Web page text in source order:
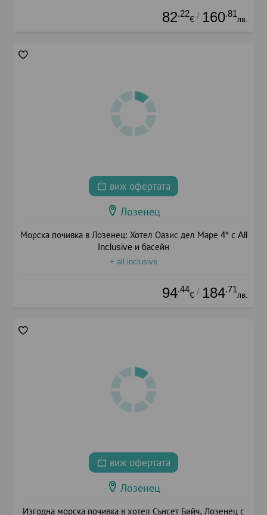
82.22
€ / 160.81
лв.
виж офертата
Лозенец
Морска почивка в Лозенец: Хотел Оазис дел Маре 4* с All
Inclusive и басейн
+ all inclusive
94.44
€ / 184.71
лв.
виж офертата
Лозенец
Изгодна морска почивка в хотел Сънсет Бийч, Лозенец с